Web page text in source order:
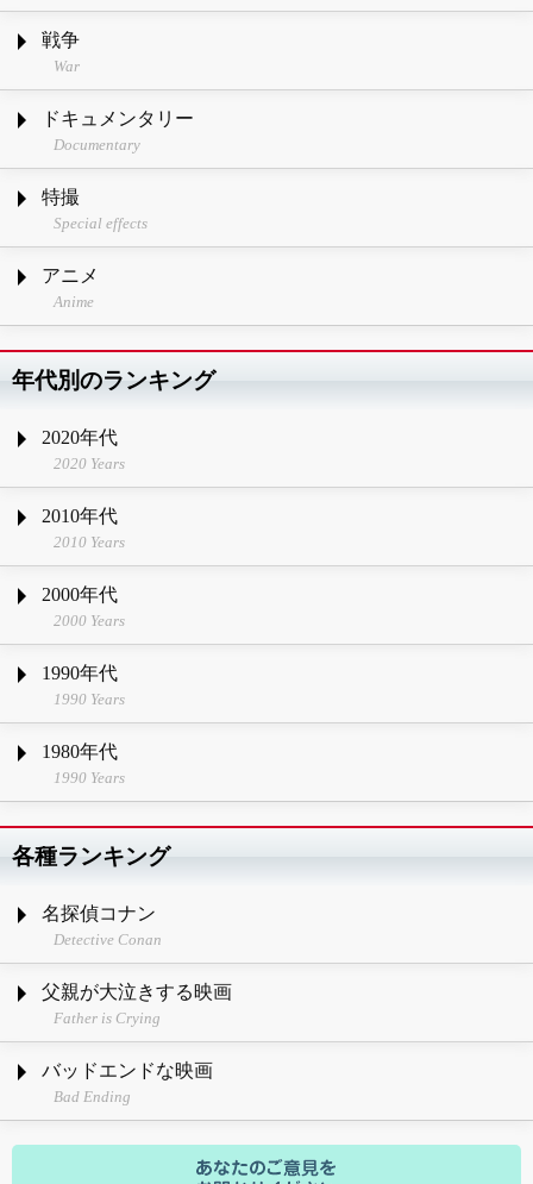
戦争
War
ドキュメンタリー
Documentary
特撮
Special effects
アニメ
Anime
年代別のランキング
2020年代
2020 Years
2010年代
2010 Years
2000年代
2000 Years
1990年代
1990 Years
1980年代
1990 Years
各種ランキング
名探偵コナン
Detective Conan
父親が大泣きする映画
Father is Crying
バッドエンドな映画
Bad Ending